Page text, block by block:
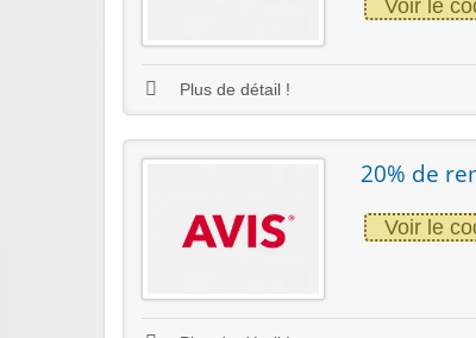
Voir le
Plus de détail !
20% de
Voir le